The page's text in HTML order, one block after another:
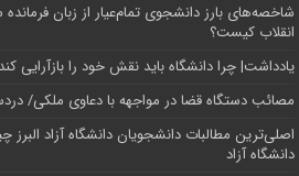
شاخصه‌های بارز دانشجوی تمام‌عیار از زبان فرمانده
انقلاب کیست؟
یادداشت| چرا دانشگاه باید نقش خود را بازآرایی
مصائب دستگاه قضا در مواجهه با دعاوی ملکی/
اصلی‌ترین مطالبات دانشجویان دانشگاه آزاد
دانشگاه آز‌اد